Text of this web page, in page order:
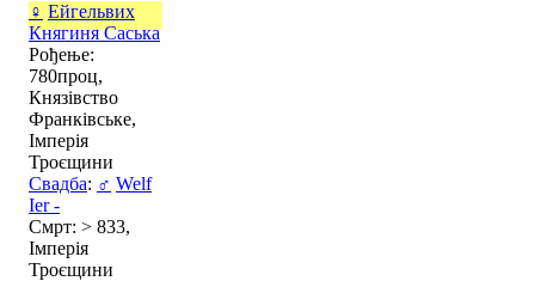
♀ Ейгельвих
Княгиня Саська
Рођење:
780проц,
Князівство
Франківське,
Імперія
Троєщини
Свадба: ♂ Welf
Ier -
Смрт: > 833,
Імперія
Троєщини